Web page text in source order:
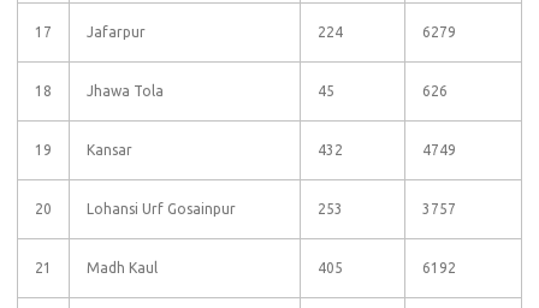
17 Jafarpur 224 6279
18 Jhawa Tola 45 626
19 Kansar 432 4749
20 Lohansi Urf Gosainpur 253 3757
21 Madh Kaul 405 6192